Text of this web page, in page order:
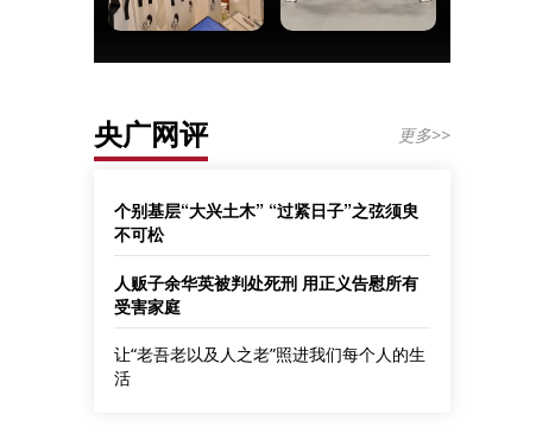
央广网评 更多>>
个别基层“大兴土木” “过紧日子”之弦须臾
不可松
人贩子余华英被判处死刑 用正义告慰所有
受害家庭
让“老吾老以及人之老”照进我们每个人的生
活